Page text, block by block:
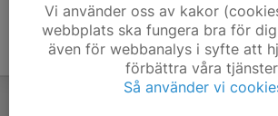
Vi använder oss av kakor
webbplats ska fungera bra för
även för webbanalys i syfte att
förbättra våra
Så använder vi